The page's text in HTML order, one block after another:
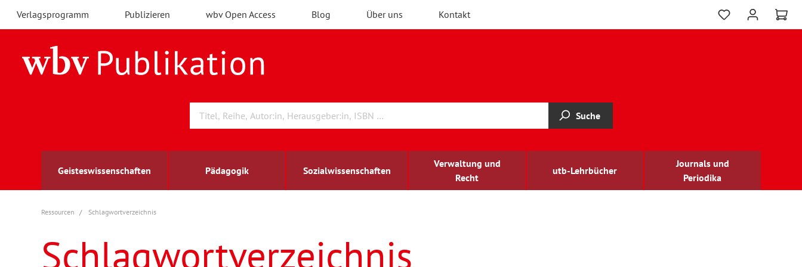
Verlagsprogramm Publizieren wbv Open Access Blog Über uns Kontakt
Suche
Geisteswissenschaften Pädagogik Sozialwissenschaften
Verwaltung und
Recht
utb-Lehrbücher
Journals und
Periodika
Archäologie
Berufs- und Wirtschaftspädagogik
Arbeitsmarktforschung
Außenwirtschaft
berufsbildung
Ressourcen Schlagwortverzeichnis
Schlagwortverzeichnis